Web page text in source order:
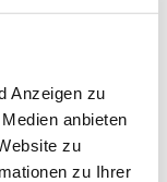
Anzeigen zu
anbieten
zu
zu Ihrer